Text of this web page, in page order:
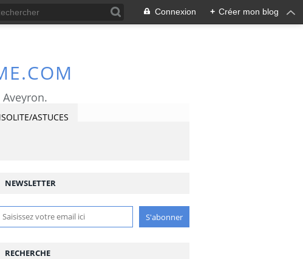
Connexion + Créer mon blog
ASTUCES
NEWSLETTER
RECHERCHE